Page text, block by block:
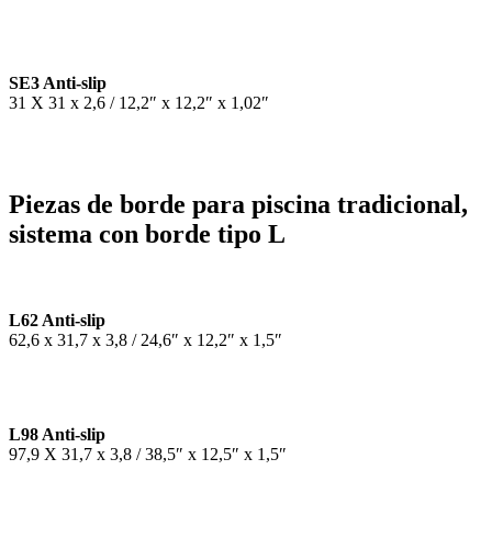
SE3 Anti-slip
31 X 31 x 2,6 / 12,2″ x 12,2″ x 1,02″
Piezas de borde para piscina tradicional,
sistema con borde tipo L
L62 Anti-slip
62,6 x 31,7 x 3,8 / 24,6″ x 12,2″ x 1,5″
L98 Anti-slip
97,9 X 31,7 x 3,8 / 38,5″ x 12,5″ x 1,5″